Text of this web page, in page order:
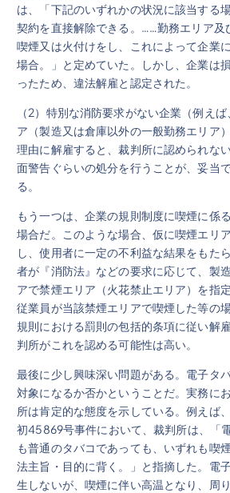
は、「下記のいずれかの状況に該当する
契約を直接解除できる。……勤務エリア及
喫煙又は火付けをし、これによって企業
場合。」と定めていた。しかし、企業は
ったため、違法解雇と認定された。
（2）特別な消防要求がない企業（例え
ア（製造又は倉庫以外の一般勤務エリア
理由に解雇すると、裁判所に認められな
面警告ぐらいの処分を行うことが、妥当
る。
もう一つは、企業の規則制度に喫煙に係
場合だ。このような場合、仮に喫煙エリ
し、使用者に一定の不利益な結果をもた
者が『消防法』などの要求に応じて、製
アで禁煙エリア（火花禁止エリア）を指
従業員が当該禁煙エリアで喫煙した等の
規則における罰則の包括的条項に従い解
判所がこれを認める可能性は高い。
最後に少し興味深い問題がある。電子タ
対象になるか否かということだ。実務に
所は肯定的な態度を示している。例えば
初45869号事件において、裁判所は、「
も普通のタバコであっても、いずれも喫
法主旨・目的に背く。」と指摘した。電
生しないが、喫煙に伴い高温となり、周